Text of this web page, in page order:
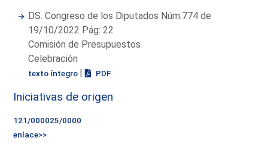
DS. Congreso de los Diputados Núm.774 de
19/10/2022 Pág: 22
Comisión de Presupuestos
Celebración
texto íntegro | PDF
Iniciativas de origen
121/000025/0000
enlace>>